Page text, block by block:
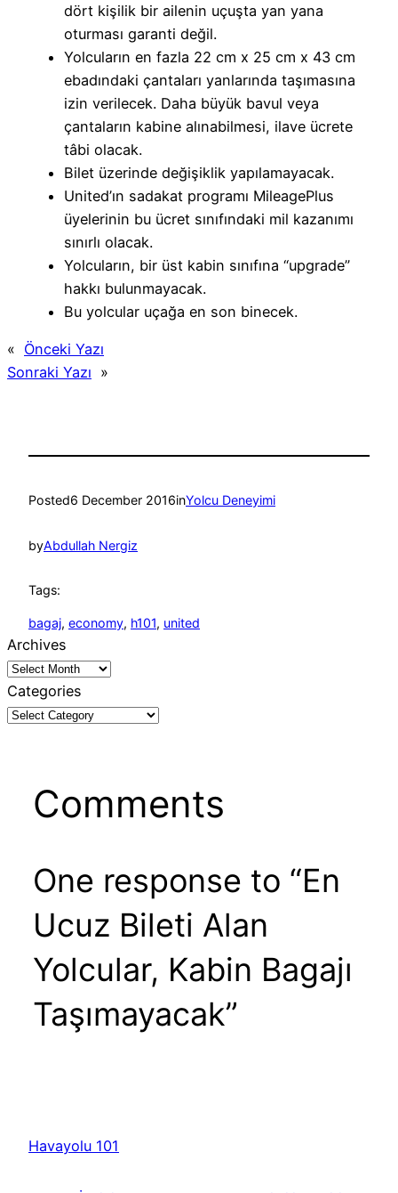
dört kişilik bir ailenin uçuşta yan yana
oturması garanti değil.
Yolcuların en fazla 22 cm x 25 cm x 43 cm
ebadındaki çantaları yanlarında taşımasına
izin verilecek. Daha büyük bavul veya
çantaların kabine alınabilmesi, ilave ücrete
tâbi olacak.
Bilet üzerinde değişiklik yapılamayacak.
United’ın sadakat programı MileagePlus
üyelerinin bu ücret sınıfındaki mil kazanımı
sınırlı olacak.
Yolcuların, bir üst kabin sınıfına “upgrade”
hakkı bulunmayacak.
Bu yolcular uçağa en son binecek.
« Önceki Yazı
Sonraki Yazı »
Posted6 December 2016inYolcu Deneyimi
byAbdullah Nergiz
Tags:
bagaj, economy, h101, united
Archives
Categories
Comments
One response to “En
Ucuz Bileti Alan
Yolcular, Kabin Bagajı
Taşımayacak”
Havayolu 101